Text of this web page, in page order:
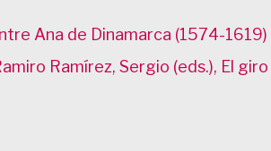
Ana de Dinamarca (1574-1619)
Ramírez, Sergio (eds.), El